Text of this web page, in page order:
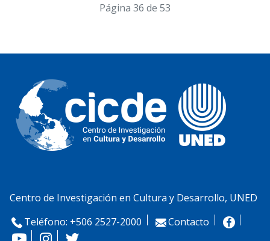
Página 36 de 53
Centro de Investigación en Cultura y Desarrollo, UNED
Teléfono: +506 2527-2000
Contacto